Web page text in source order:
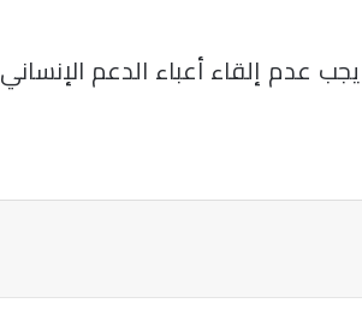
عدم إلقاء أعباء الدعم الإنساني